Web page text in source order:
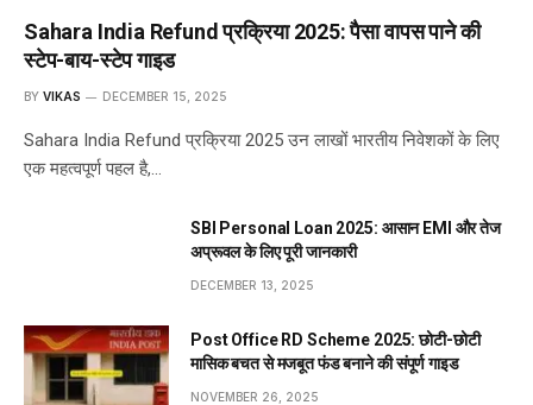
Sahara India Refund प्रक्रिया 2025: पैसा वापस पाने की
स्टेप-बाय-स्टेप गाइड
BY VIKAS DECEMBER 15, 2025
Sahara India Refund प्रक्रिया 2025 उन लाखों भारतीय निवेशकों के लिए
एक महत्वपूर्ण पहल है,…
SBI Personal Loan 2025: आसान EMI और तेज
अप्रूवल के लिए पूरी जानकारी
DECEMBER 13, 2025
Post Office RD Scheme 2025: छोटी-छोटी
मासिक बचत से मजबूत फंड बनाने की संपूर्ण गाइड
NOVEMBER 26, 2025